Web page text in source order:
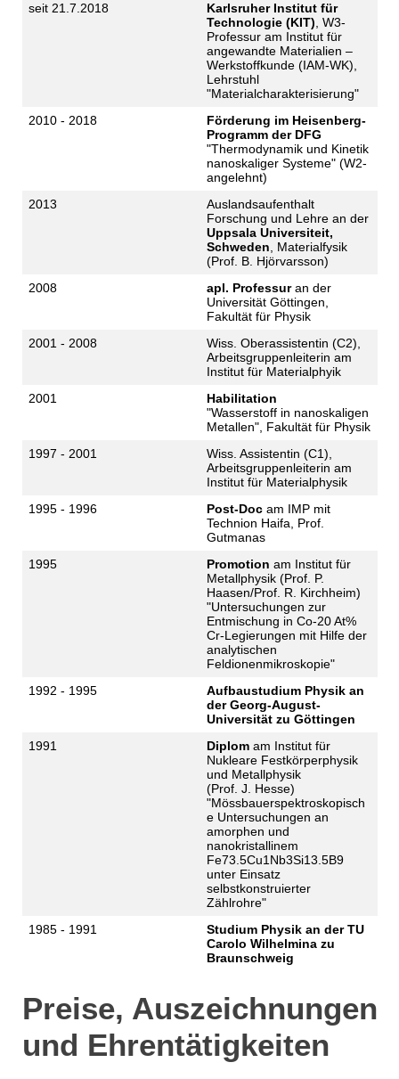
seit 21.7.2018
Karlsruher Institut für
Technologie (KIT), W3-
Professur am Institut für
angewandte Materialien –
Werkstoffkunde (IAM-WK),
Lehrstuhl
"Materialcharakterisierung"
2010 - 2018
Förderung im Heisenberg-
Programm der DFG
"Thermodynamik und Kinetik
nanoskaliger Systeme" (W2-
angelehnt)
2013
Auslandsaufenthalt
Forschung und Lehre an der
Uppsala Universiteit,
Schweden, Materialfysik
(Prof. B. Hjörvarsson)
2008
apl. Professuran der
Universität Göttingen,
Fakultät für Physik
2001 - 2008
Wiss. Oberassistentin (C2),
Arbeitsgruppenleiterin am
Institut für Materialphyik
2001
Habilitation
"Wasserstoff in nanoskaligen
Metallen", Fakultät für Physik
1997 - 2001
Wiss. Assistentin (C1),
Arbeitsgruppenleiterin am
Institut für Materialphysik
1995 - 1996
Post-Docam IMP mit
Technion Haifa, Prof.
Gutmanas
1995
Promotion am Institut für
Metallphysik (Prof. P.
Haasen/Prof. R. Kirchheim)
"Untersuchungen zur
Entmischung in Co-20 At%
Cr-Legierungen mit Hilfe der
analytischen
Feldionenmikroskopie"
1992 - 1995
Aufbaustudium Physik an
der Georg-August-
Universität zu Göttingen
1991
Diplomam Institut für
Nukleare Festkörperphysik
und Metallphysik
(Prof. J. Hesse)
"Mössbauerspektroskopisch
e Untersuchungen an
amorphen und
nanokristallinem
Fe73.5Cu1Nb3Si13.5B9
unter Einsatz
selbstkonstruierter
Zählrohre"
1985 - 1991
Studium Physik an der TU
Carolo Wilhelmina zu
Braunschweig
Preise, Auszeichnungen
und Ehrentätigkeiten